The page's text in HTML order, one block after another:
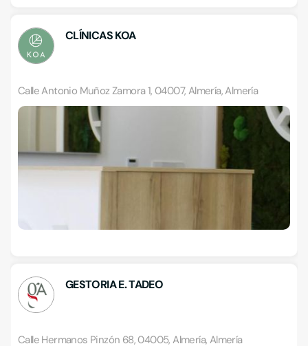
CLÍNICAS KOA
Calle Antonio Muñoz Zamora 1, 04007, Almería, Almería
GESTORIA E. TADEO
Calle Hermanos Pinzón 68, 04005, Almería, Almería